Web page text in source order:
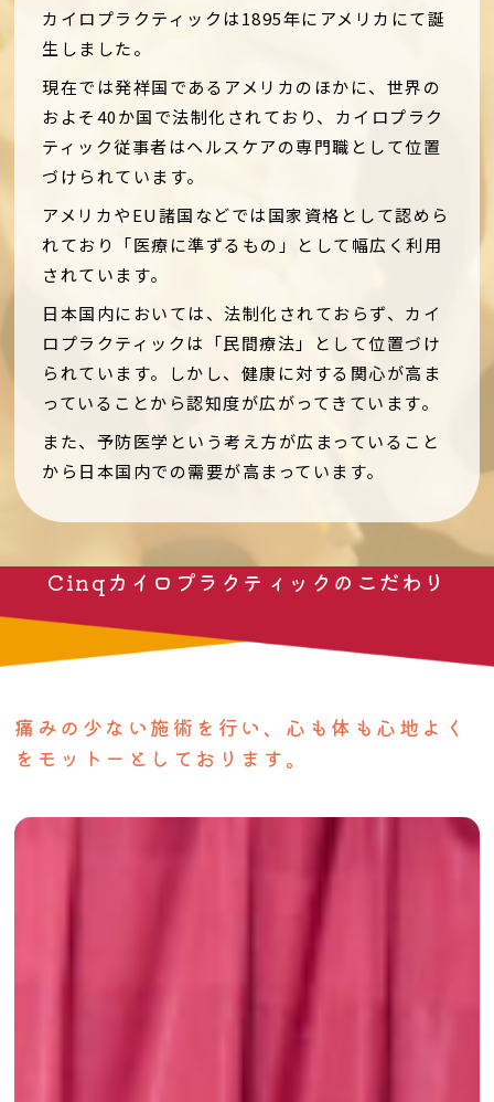
カイロプラクティックは1895年にアメリカにて誕
生しました。
現在では発祥国であるアメリカのほかに、世界の
およそ40か国で法制化されており、カイロプラク
ティック従事者はヘルスケアの専門職として位置
づけられています。
アメリカやEU諸国などでは国家資格として認めら
れており「医療に準ずるもの」として幅広く利用
されています。
日本国内においては、法制化されておらず、カイ
ロプラクティックは「民間療法」として位置づけ
られています。しかし、健康に対する関心が高ま
っていることから認知度が広がってきています。
また、予防医学という考え方が広まっていること
から日本国内での需要が高まっています。
Cinqカイロプラクティックのこだわり
痛みの少ない施術を行い、心も体も心地よく
をモットーとしております。